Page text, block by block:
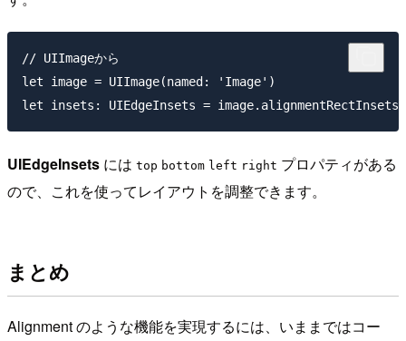
// UIImageから
let image = UIImage(named: 'Image')
UIEdgeInsets には top bottom left right プロパティがある
ので、これを使ってレイアウトを調整できます。
まとめ
Alignment のような機能を実現するには、いままではコー